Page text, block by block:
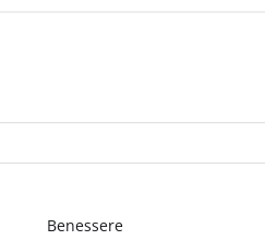
Benessere